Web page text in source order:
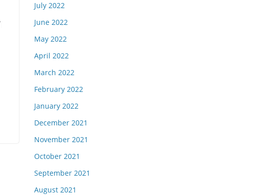
July 2022
June 2022
May 2022
April 2022
March 2022
February 2022
January 2022
December 2021
November 2021
October 2021
September 2021
August 2021